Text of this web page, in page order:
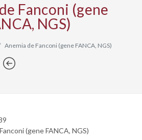
Fanconi (gene
NGS)
Anemia de Fanconi (gene FANCA, NGS)
(gene FANCA, NGS)